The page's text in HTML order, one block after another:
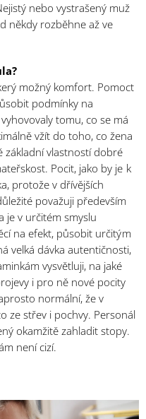
nebo vystrašený muž
někdy rozběhne až ve
možný komfort. Pomoct
podmínky na
tomu, co se má
vžít do toho, co žena
základní vlastností dobré
Pocit, jako by je k
protože v dřívějších
považuji především
je v určitém smyslu
na efekt, působit určitým
velká dávka autentičnosti,
vysvětluji, na jaké
i pro ně nové pocity
normální, že v
ze střev i pochvy. Personál
okamžitě zahladit stopy.
není cizí.